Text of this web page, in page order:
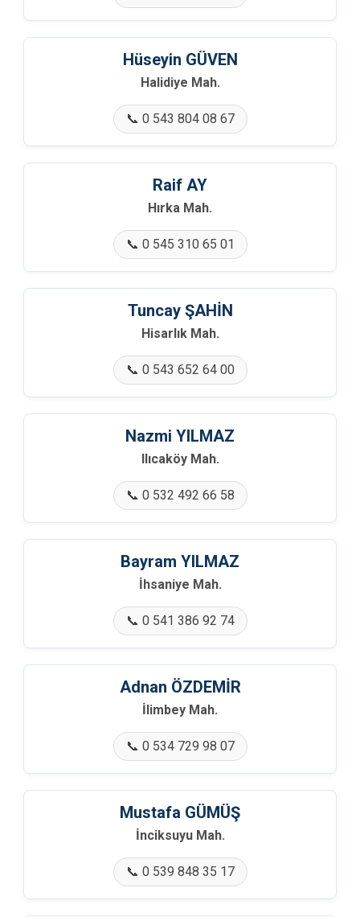
Hüseyin GÜVEN
Halidiye Mah.
📞 0 543 804 08 67
Raif AY
Hırka Mah.
📞 0 545 310 65 01
Tuncay ŞAHİN
Hisarlık Mah.
📞 0 543 652 64 00
Nazmi YILMAZ
Ilıcaköy Mah.
📞 0 532 492 66 58
Bayram YILMAZ
İhsaniye Mah.
📞 0 541 386 92 74
Adnan ÖZDEMİR
İlimbey Mah.
📞 0 534 729 98 07
Mustafa GÜMÜŞ
İnciksuyu Mah.
📞 0 539 848 35 17